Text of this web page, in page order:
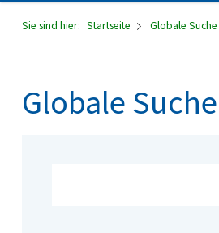
Sie sind hier: Startseite Globale Suche
Globale Suche